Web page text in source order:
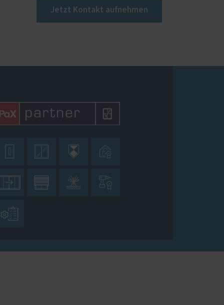
Jetzt Kontakt aufnehmen
   
   
